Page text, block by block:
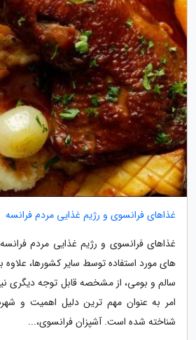
غذاهای فرانسوی و رژیم غذایی مردم فرانسه
غذاهای فرانسوی و رژیم غذایی مردم
های مورد استفاده توسط سایر کشورها، علاوه
سالم و بومی، از مشخصه قابل توجه دیگری
امر به عنوان مهم ترین دلیل اهمیت و
شناخته شده است. آشپزان فرانسوی،...